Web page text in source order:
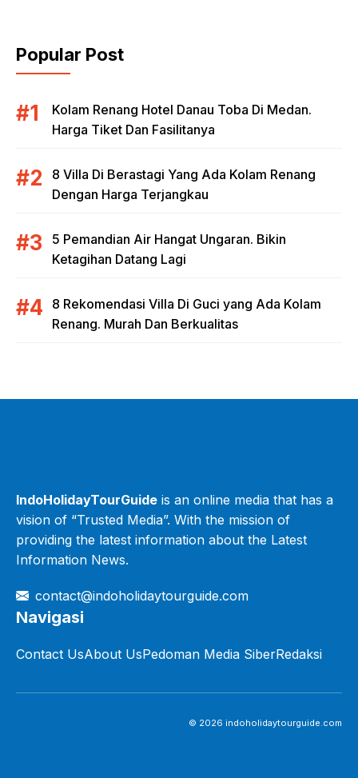
Popular Post
Kolam Renang Hotel Danau Toba Di Medan.
Harga Tiket Dan Fasilitanya
8 Villa Di Berastagi Yang Ada Kolam Renang
Dengan Harga Terjangkau
5 Pemandian Air Hangat Ungaran. Bikin
Ketagihan Datang Lagi
8 Rekomendasi Villa Di Guci yang Ada Kolam
Renang. Murah Dan Berkualitas
IndoHolidayTourGuide is an online media that has a
vision of “Trusted Media”. With the mission of
providing the latest information about the Latest
Information News.
contact@indoholidaytourguide.com
Navigasi
Contact UsAbout UsPedoman Media SiberRedaksi
© 2026 indoholidaytourguide.com